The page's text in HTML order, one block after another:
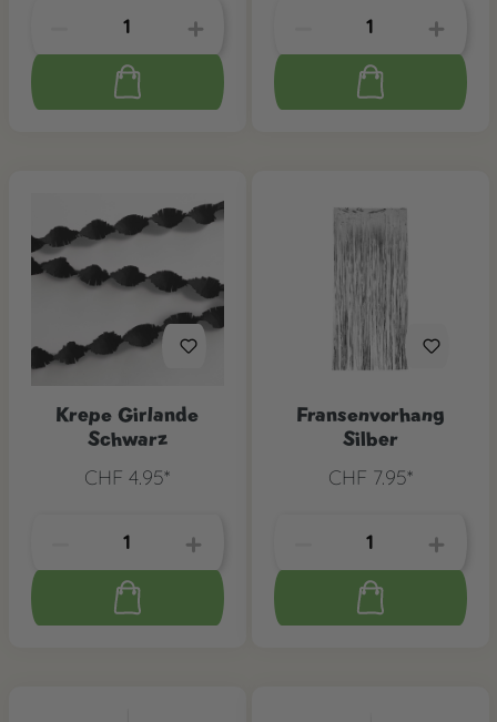
Krepe Girlande
Schwarz
CHF 4.95*
Fransenvorhang
Silber
CHF 7.95*